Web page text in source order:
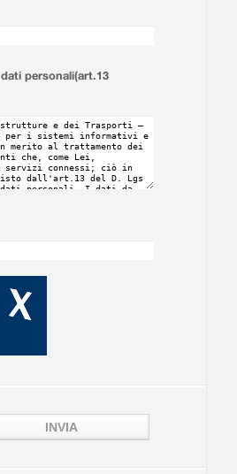
personali(art.13